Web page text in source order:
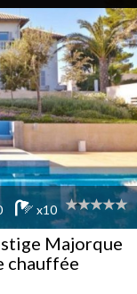
x10
Majorque
chauffée